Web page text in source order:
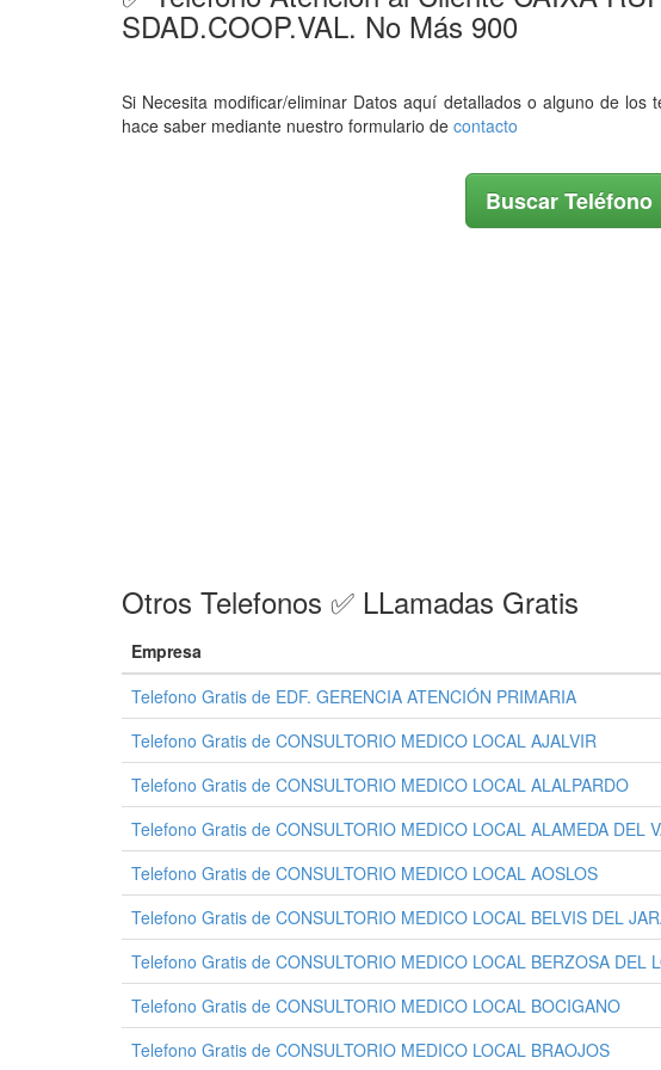
SDAD.COOP.VAL. No Más 900
Si Necesita modificar/eliminar Datos aquí detallados o alguno de
hace saber mediante nuestro formulario de contacto
Buscar Teléfono
Otros Telefonos ✅ LLamadas Gratis
Empresa
Telefono Gratis de EDF. GERENCIA ATENCIÓN PRIMARIA
Telefono Gratis de CONSULTORIO MEDICO LOCAL AJALVIR
Telefono Gratis de CONSULTORIO MEDICO LOCAL ALALPARDO
Telefono Gratis de CONSULTORIO MEDICO LOCAL ALAMEDA DEL
Telefono Gratis de CONSULTORIO MEDICO LOCAL AOSLOS
Telefono Gratis de CONSULTORIO MEDICO LOCAL BELVIS DEL
Telefono Gratis de CONSULTORIO MEDICO LOCAL BERZOSA DEL
Telefono Gratis de CONSULTORIO MEDICO LOCAL BOCIGANO
Telefono Gratis de CONSULTORIO MEDICO LOCAL BRAOJOS